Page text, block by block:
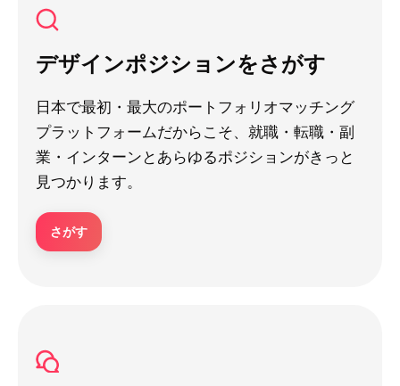
デザインポジションをさがす
日本で最初・最大のポートフォリオマッチング
プラットフォームだからこそ、就職・転職・副
業・インターンとあらゆるポジションがきっと
見つかります。
さがす